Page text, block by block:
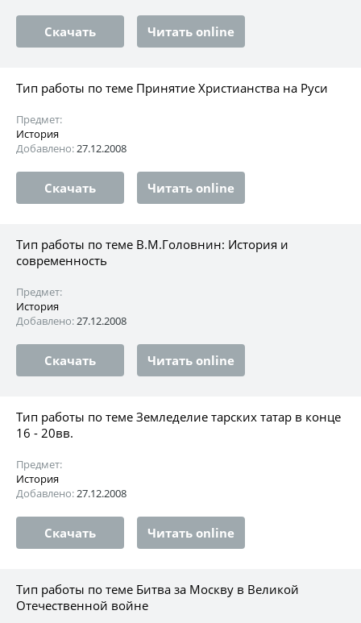
Скачать Читать online
Тип работы по теме Принятие Христианства на Руси
Предмет:
История
Добавлено:27.12.2008
Скачать Читать online
Тип работы по теме В.М.Головнин: История и
современность
Предмет:
История
Добавлено:27.12.2008
Скачать Читать online
Тип работы по теме Земледелие тарских татар в конце
16 - 20вв.
Предмет:
История
Добавлено:27.12.2008
Скачать Читать online
Тип работы по теме Битва за Москву в Великой
Отечественной войне